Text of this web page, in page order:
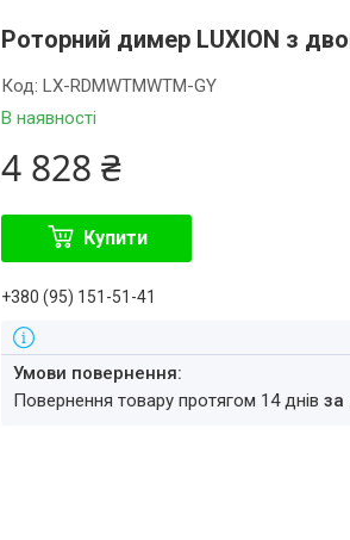
Роторний димер LUXION з
В наявності
Код:LX-RDMWTMWTM-GY
4 828 ₴
Купити
+380 (95) 151-51-41
повернення товару протягом 14 днівза